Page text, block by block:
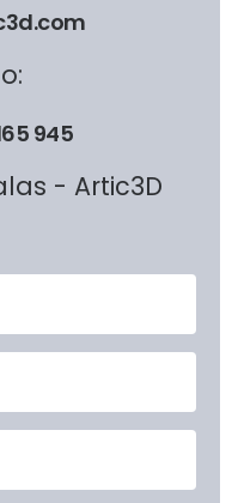
945
- Artic3D